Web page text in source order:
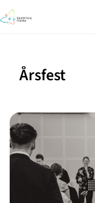
Årsfest